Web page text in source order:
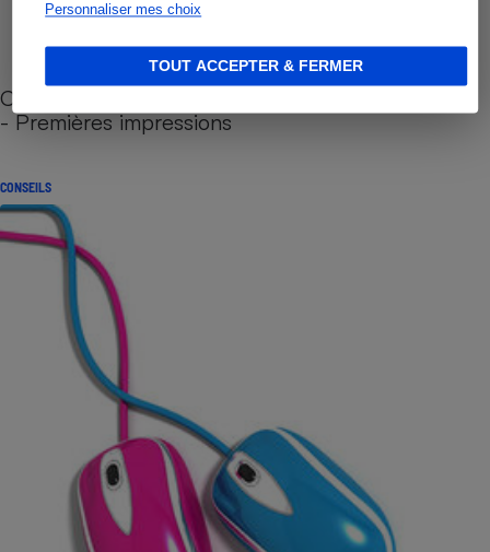
Personnaliser mes choix
TOUT ACCEPTER & FERMER
Cafetière à capsules zéro déchet CoffeeB (vidéo)
- Premières impressions
CONSEILS